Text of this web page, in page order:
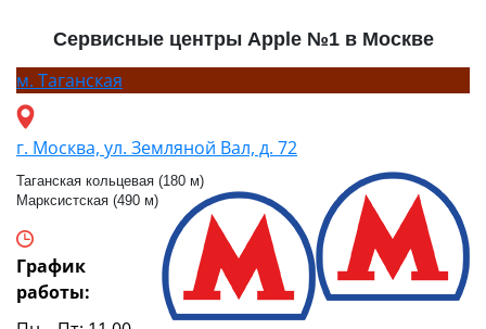
Сервисные центры Apple №1 в Москве
м. Таганская
г. Москва, ул. Земляной Вал, д. 72
Таганская кольцевая (180 м)
Марксистская (490 м)
График
работы: